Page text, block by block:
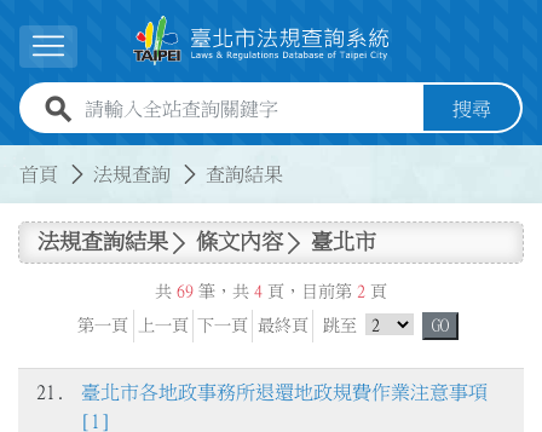
展開選單
全站查詢關鍵字欄位 搜尋
首頁 法規查詢 查詢結果
法規查詢結果 條文內容 臺北市
共 69 筆，共 4 頁，目前第 2 頁
第一頁
上一頁 下一頁 最終頁 跳至 跳頁選單 GO
21.
臺北市各地政事務所退還地政規費作業注意事項
[1]